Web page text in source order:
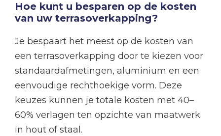
Hoe kunt u besparen op de kosten
van uw terrasoverkapping?
Je bespaart het meest op de kosten van
een terrasoverkapping door te kiezen voor
standaardafmetingen, aluminium en een
eenvoudige rechthoekige vorm. Deze
keuzes kunnen je totale kosten met 40–
60% verlagen ten opzichte van maatwerk
in hout of staal.